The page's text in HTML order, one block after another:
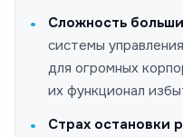
Сложность
системы
для огромных
их функционал
Страх остановки